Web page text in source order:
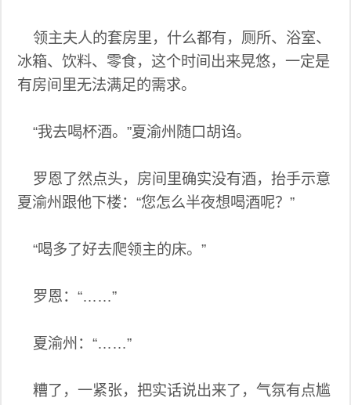
领主夫人的套房里，什么都有，厕所、浴室、
冰箱、饮料、零食，这个时间出来晃悠，一定是
有房间里无法满足的需求。
“我去喝杯酒。”夏渝州随口胡诌。
罗恩了然点头，房间里确实没有酒，抬手示意
夏渝州跟他下楼：“您怎么半夜想喝酒呢？”
“喝多了好去爬领主的床。”
罗恩：“……”
夏渝州：“……”
糟了，一紧张，把实话说出来了，气氛有点尴